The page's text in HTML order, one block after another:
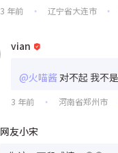
3 年前 • 辽宁省大连市 •
vian
@火喵酱 对不起 我不
3 年前 • 河南省郑州市
网友小宋